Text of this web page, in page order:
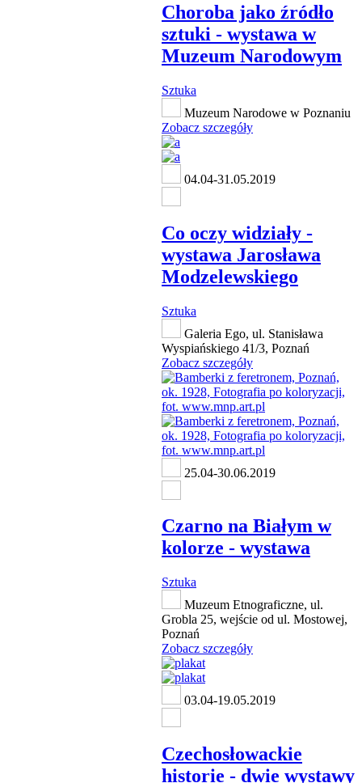
Choroba jako źródło
sztuki - wystawa w
Muzeum Narodowym
Sztuka
Muzeum Narodowe w Poznaniu
Zobacz szczegóły
04.04-31.05.2019
Co oczy widziały -
wystawa Jarosława
Modzelewskiego
Sztuka
Galeria Ego, ul. Stanisława
Wyspiańskiego 41/3, Poznań
Zobacz szczegóły
25.04-30.06.2019
Czarno na Białym w
kolorze - wystawa
Sztuka
Muzeum Etnograficzne, ul.
Grobla 25, wejście od ul. Mostowej,
Poznań
Zobacz szczegóły
03.04-19.05.2019
Czechosłowackie
historie - dwie wystawy